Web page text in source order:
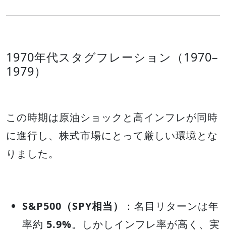
1970年代スタグフレーション（1970–
1979）
この時期は原油ショックと高インフレが同時
に進行し、株式市場にとって厳しい環境とな
りました。
S&P500（SPY相当）
：名目リターンは年
率約 5.9%。しかしインフレ率が高く、実